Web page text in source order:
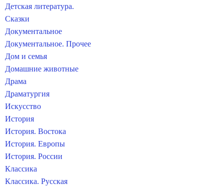
Детская литература.
Сказки
Документальное
Документальное. Прочее
Дом и семья
Домашние животные
Драма
Драматургия
Искусство
История
История. Востока
История. Европы
История. России
Классика
Классика. Русская